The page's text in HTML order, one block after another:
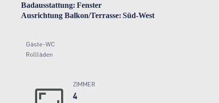
Badausstattung: Fenster
Ausrichtung Balkon/Terrasse: Süd-West
Gäste-WC
Rollläden
ZIMMER
4